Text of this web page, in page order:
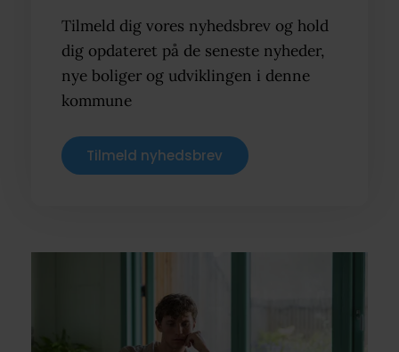
Tilmeld dig vores nyhedsbrev og hold
dig opdateret på de seneste nyheder,
nye boliger og udviklingen i denne
kommune
Tilmeld nyhedsbrev